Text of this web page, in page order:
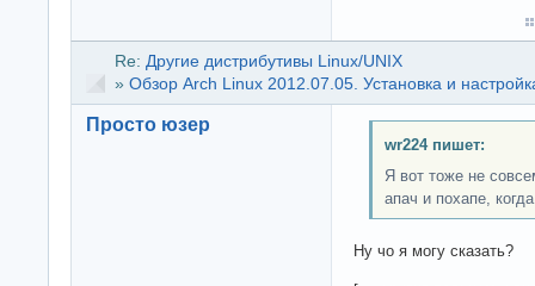
Re: Другие дистрибутивы Linux/UNIX
» Обзор Arch Linux 2012.07.05. Установка и
Просто юзер
wr224 пишет:
Я вот тоже не
апач и похапе,
Ну чо я могу сказать?